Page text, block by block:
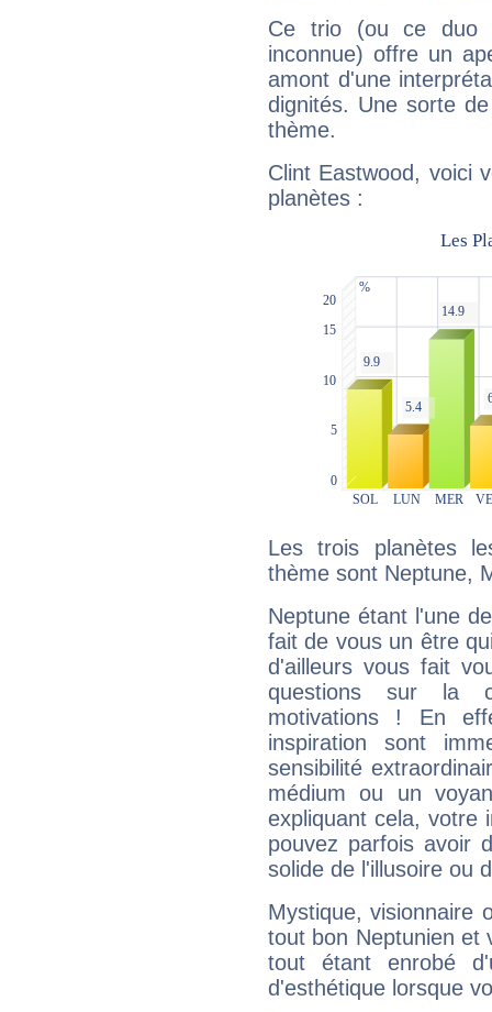
Ce trio (ou ce duo
inconnue) offre un
amont d'une
dignités. Une sorte
thème.
Clint Eastwood, voici
planètes :
Les trois planètes
thème sont Neptune,
Neptune étant l'une
fait de vous un être
d'ailleurs vous fait
questions sur la
motivations ! En
inspiration sont
sensibilité
médium ou un
expliquant cela, votre
pouvez parfois avoir
solide de l'illusoire ou
Mystique, visionnaire
tout bon Neptunien et
tout étant enrobé
d'esthétique lorsque